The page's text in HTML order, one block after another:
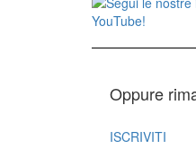
Oppure
ISCRIVITI